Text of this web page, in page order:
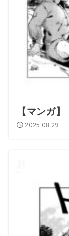
【マンガ
2025.08.29